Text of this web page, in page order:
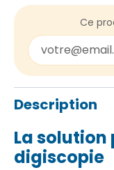
Ce
Description
La
digiscopie